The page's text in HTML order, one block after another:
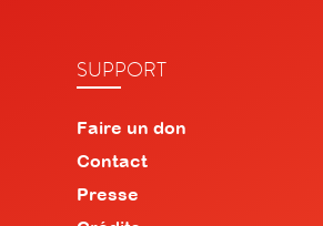
SUPPORT
Faire un don
Contact
Presse